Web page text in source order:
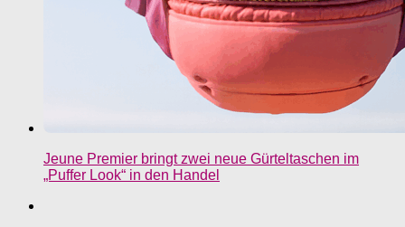
Jeune Premier bringt zwei neue Gürteltaschen im
„Puffer Look“ in den Handel